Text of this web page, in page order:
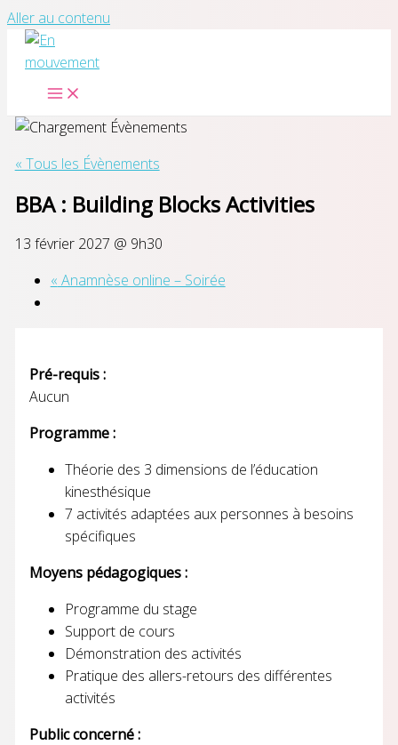
Aller au contenu
« Tous les Évènements
BBA : Building Blocks Activities
13 février 2027 @ 9h30
« Anamnèse online – Soirée
Pré-requis :
Aucun
Programme :
Théorie des 3 dimensions de l’éducation
kinesthésique
7 activités adaptées aux personnes à besoins
spécifiques
Moyens pédagogiques :
Programme du stage
Support de cours
Démonstration des activités
Pratique des allers-retours des différentes
activités
Public concerné :